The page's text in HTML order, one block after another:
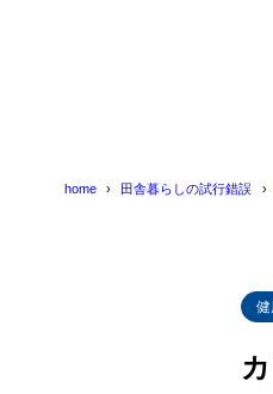
home 田舎暮らしの試行錯誤